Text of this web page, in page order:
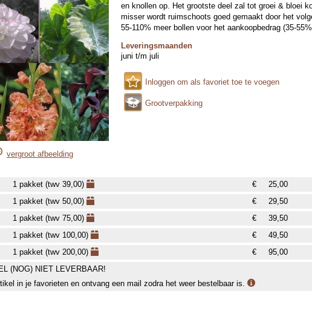
vergroot afbeelding
en knollen op. Het grootste deel zal tot groei & bloei
misser wordt ruimschoots goed gemaakt door het
55-110% meer bollen voor het aankoopbedrag (35-
Leveringsmaanden
juni t/m juli
Inloggen om als favoriet toe te voegen
Grootverpakking
1 pakket (twv 39,00) €
25,00
1 pakket (twv 50,00) €
29,50
1 pakket (twv 75,00) €
39,50
1 pakket (twv 100,00) €
49,50
1 pakket (twv 200,00) €
95,00
(NOG) NIET LEVERBAAR!
in je favorieten en ontvang een mail zodra het weer bestelbaar is.